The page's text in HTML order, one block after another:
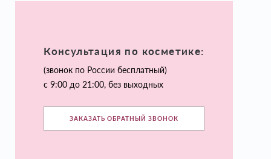
Консультация по косметике:
(звонок по России бесплатный)
с 9:00 до 21:00, без выходных
ЗАКАЗАТЬ ОБРАТНЫЙ ЗВОНОК